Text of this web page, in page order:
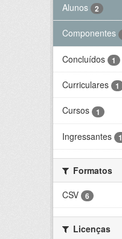
Alunos 2
Componentes
Concluídos 1
Curriculares 1
Cursos 1
Ingressantes 1
Formatos
CSV
6
Licenças